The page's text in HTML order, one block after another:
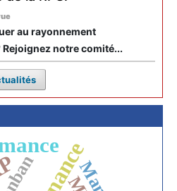
au rayonnement
Rejoignez notre comité...